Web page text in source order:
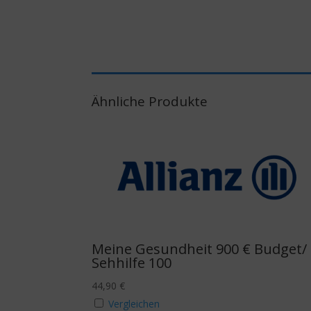
Ähnliche Produkte
Meine Gesundheit 900 € Budget/
Sehhilfe 100
44,90 €
Vergleichen